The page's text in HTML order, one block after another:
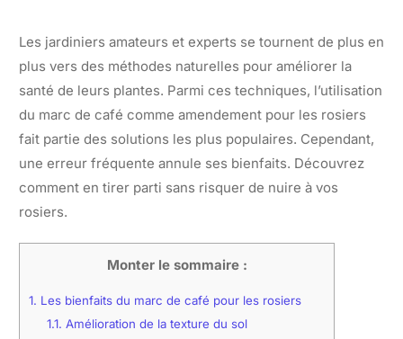
Les jardiniers amateurs et experts se tournent de plus en
plus vers des méthodes naturelles pour améliorer la
santé de leurs plantes. Parmi ces techniques, l’utilisation
du marc de café comme amendement pour les rosiers
fait partie des solutions les plus populaires. Cependant,
une erreur fréquente annule ses bienfaits. Découvrez
comment en tirer parti sans risquer de nuire à vos
rosiers.
Monter le sommaire :
1. Les bienfaits du marc de café pour les rosiers
1.1. Amélioration de la texture du sol